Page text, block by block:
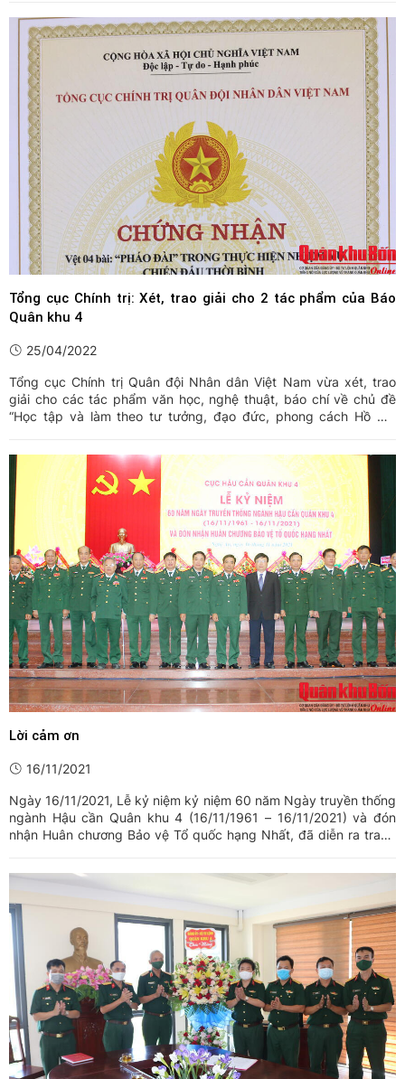
Tổng cục Chính trị: Xét, trao giải cho 2 tác phẩm của Báo
Quân khu 4
25/04/2022
Tổng cục Chính trị Quân đội Nhân dân Việt Nam vừa xét, trao
giải cho các tác phẩm văn học, nghệ thuật, báo chí về chủ đề
“Học tập và làm theo tư tưởng, đạo đức, phong cách Hồ Chí
Lời cảm ơn
16/11/2021
Ngày 16/11/2021, Lễ kỷ niệm kỷ niệm 60 năm Ngày truyền thống
ngành Hậu cần Quân khu 4 (16/11/1961 – 16/11/2021) và đón
nhận Huân chương Bảo vệ Tổ quốc hạng Nhất, đã diễn ra trang